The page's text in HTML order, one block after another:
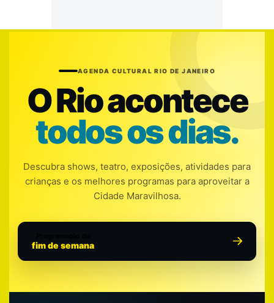
AGENDA CULTURAL RIO DE JANEIRO
O Rio acontece
todos os dias.
Descubra shows, teatro, exposições, atividades para
crianças e os melhores programas para aproveitar a
Cidade Maravilhosa.
fim de semana